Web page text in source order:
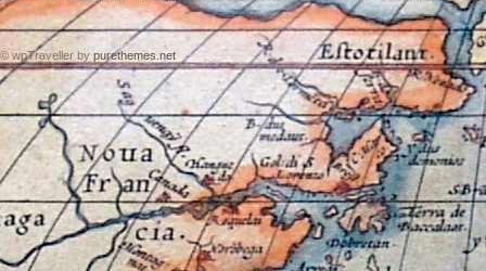
© wpTraveller by purethemes.net